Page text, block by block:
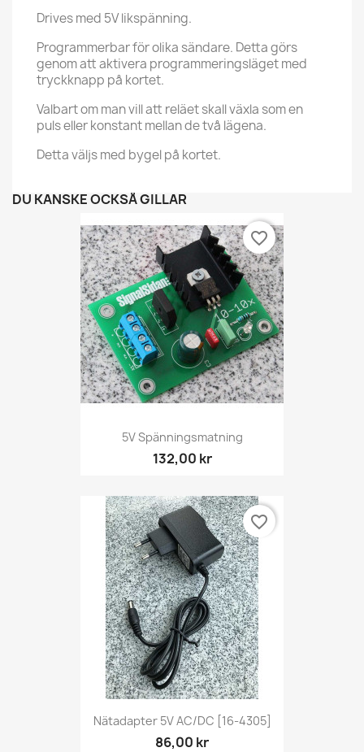
Drives med 5V likspänning.
Programmerbar för olika sändare. Detta görs
genom att aktivera programmeringsläget med
tryckknapp på kortet.
Valbart om man vill att reläet skall växla som en
puls eller konstant mellan de två lägena.
Detta väljs med bygel på kortet.
DU KANSKE OCKSÅ GILLAR
5V Spänningsmatning
132,00 kr
favorite_border
Nätadapter 5V AC/DC [16-4305]
86,00 kr
favorite_border